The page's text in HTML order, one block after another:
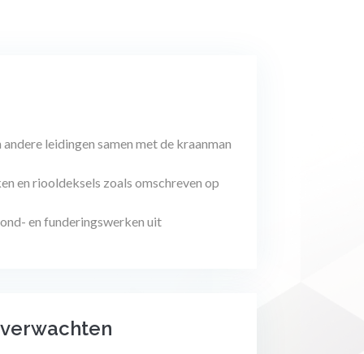
leidingen samen met de kraanman
en riooldeksels zoals omschreven op
en funderingswerken uit